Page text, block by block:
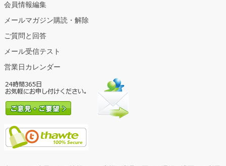
会員情報編集
メールマガジン購読・解除
ご質問と回答
メール受信テスト
営業日カレンダー